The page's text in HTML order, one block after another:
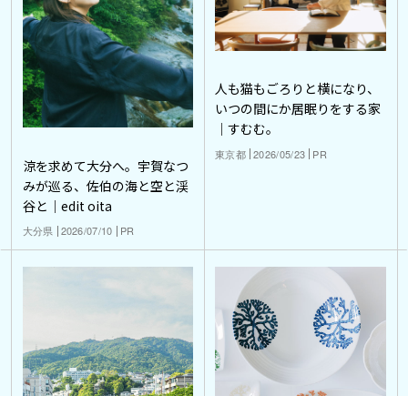
涼を求めて大分へ。宇賀なつ
みが巡る、佐伯の海と空と渓
谷と｜edit oita
大分県 2026/07/10 PR
人も猫もごろりと横になり、
いつの間にか居眠りをする家
｜すむむ。
東京都 2026/05/23 PR